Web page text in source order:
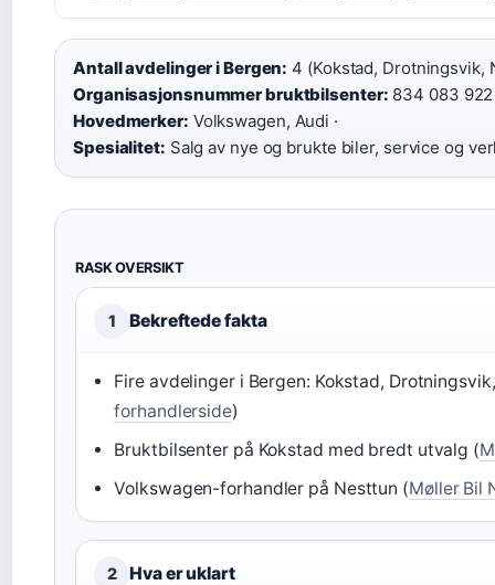
Antall avdelinger i Bergen: 4 (Kokstad, Drotningsvik,
Organisasjonsnummer bruktbilsenter: 834 083 922
Hovedmerker: Volkswagen, Audi ·
Spesialitet: Salg av nye og brukte biler, service og
RASK OVERSIKT
1 Bekreftede fakta
Fire avdelinger i Bergen: Kokstad,
forhandlerside)
Bruktbilsenter på Kokstad med bredt utvalg (
Volkswagen-forhandler på Nesttun (Møller Bil
2 Hva er uklart